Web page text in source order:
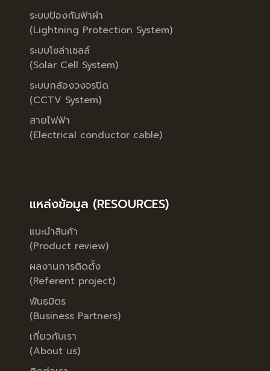
ระบบป้องกันฟ้าผ่า
(Lightning Protection System)
ระบบโซล่าเซลล์
(Solar Cell System)
ระบบกล้องวงจรปิด
(CCTV System)
สายไฟฟ้า
(Electrical conductor cable)
แหล่งข้อมูล (RESOURCES)
แนะนำสินค้า
(Product review)
ผลงานการติดตั้ง
(Referent project)
พันธมิตร
(Business Partners)
เกี่ยวกับเรา
(About us)